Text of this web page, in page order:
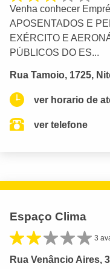
Venha conhecer
APOSENTADOS E
EXÉRCITO E
PÚBLICOS DO ES...
Rua Tamoio, 1725,
ver horario de
ver telefone
Espaço Clima
3
Rua Venâncio Aires,